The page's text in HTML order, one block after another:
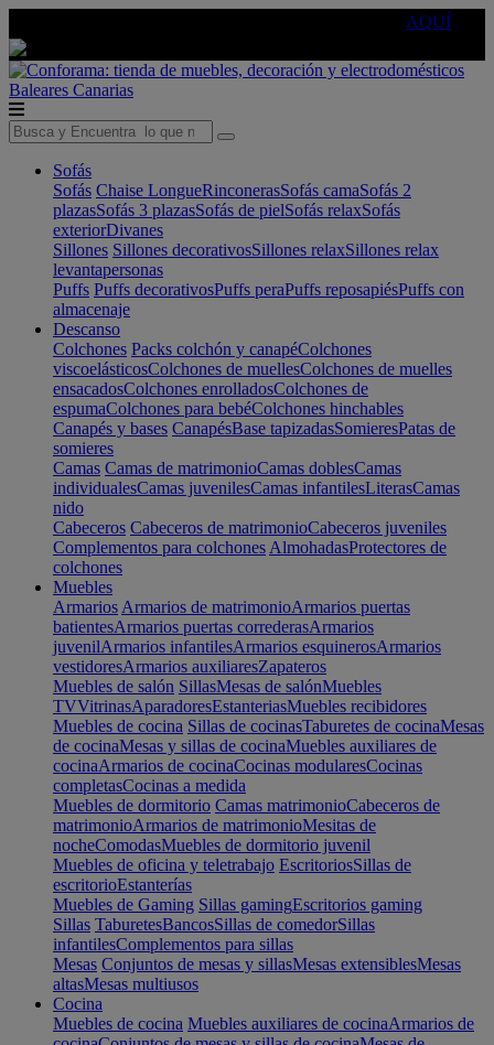
AQUÍ
Baleares Canarias
Sofás
Sofás Chaise LongueRinconerasSofás camaSofás 2
plazasSofás 3 plazasSofás de pielSofás relaxSofás
exteriorDivanes
Sillones Sillones decorativosSillones relaxSillones relax
levantapersonas
Puffs Puffs decorativosPuffs peraPuffs reposapiésPuffs con
almacenaje
Descanso
Colchones Packs colchón y canapéColchones
viscoelásticosColchones de muellesColchones de muelles
ensacadosColchones enrolladosColchones de
espumaColchones para bebéColchones hinchables
Canapés y bases CanapésBase tapizadasSomieresPatas de
somieres
Camas Camas de matrimonioCamas doblesCamas
individualesCamas juvenilesCamas infantilesLiterasCamas
nido
Cabeceros Cabeceros de matrimonioCabeceros juveniles
Complementos para colchones AlmohadasProtectores de
colchones
Muebles
Armarios Armarios de matrimonioArmarios puertas
batientesArmarios puertas correderasArmarios
juvenilArmarios infantilesArmarios esquinerosArmarios
vestidoresArmarios auxiliaresZapateros
Muebles de salón SillasMesas de salónMuebles
TVVitrinasAparadoresEstanteriasMuebles recibidores
Muebles de cocina Sillas de cocinasTaburetes de cocinaMesas
de cocinaMesas y sillas de cocinaMuebles auxiliares de
cocinaArmarios de cocinaCocinas modularesCocinas
completasCocinas a medida
Muebles de dormitorio Camas matrimonioCabeceros de
matrimonioArmarios de matrimonioMesitas de
nocheComodasMuebles de dormitorio juvenil
Muebles de oficina y teletrabajo EscritoriosSillas de
escritorioEstanterías
Muebles de Gaming Sillas gamingEscritorios gaming
Sillas TaburetesBancosSillas de comedorSillas
infantilesComplementos para sillas
Mesas Conjuntos de mesas y sillasMesas extensiblesMesas
altasMesas multiusos
Cocina
Muebles de cocina Muebles auxiliares de cocinaArmarios de